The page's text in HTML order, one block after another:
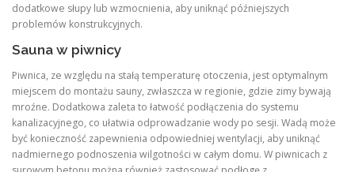
dodatkowe słupy lub wzmocnienia, aby uniknąć późniejszych
problemów konstrukcyjnych.
Sauna w piwnicy
Piwnica, ze względu na stałą temperaturę otoczenia, jest optymalnym
miejscem do montażu sauny, zwłaszcza w regionie, gdzie zimy bywają
mroźne. Dodatkowa zaleta to łatwość podłączenia do systemu
kanalizacyjnego, co ułatwia odprowadzanie wody po sesji. Wadą może
być konieczność zapewnienia odpowiedniej wentylacji, aby uniknąć
nadmiernego podnoszenia wilgotności w całym domu. W piwnicach z